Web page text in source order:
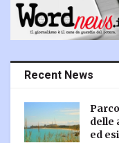
Recent News
delle
ed